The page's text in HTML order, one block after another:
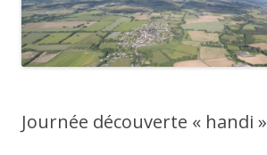
Journée découverte « handi »